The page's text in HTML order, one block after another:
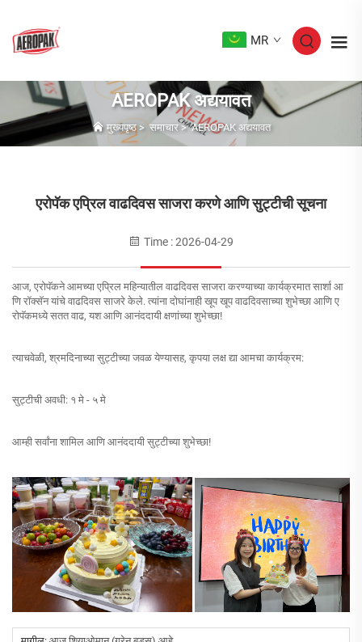
MR
AEROPAK अद्ययावत
मुख्यपृष्ठ>समाचार>AEROPAK अद्ययावत
एरोपॅक एप्रिल वाढदिवस साजरा करणे आणि सुट्टीची सूचना
Time : 2026-04-29
आज, एरोपॅकने आमच्या एप्रिल महिन्यातील वाढदिवस साजरा करण्याच्या कार्यक्रमात सार्शा आ
णि रॉक्सॅन यांचे वाढदिवस साजरे केले. त्यांना दोघांनाही खूप खूप वाढदिवसाच्या शुभेच्छा आणि ए
रोपॅकमध्ये सतत वाढ, यश आणि आनंददायी क्षणांच्या शुभेच्छा!
त्याचवेळी, श्रमदिनाच्या सुट्टीच्या जवळ येण्यासह, कृपया लक्ष द्या आमचा कार्यक्रम:
सुट्टीची अवधी: १ मे - ५ मे
आम्ही सर्वांना शामिल आणि आनंददायी सुट्टीच्या शुभेच्छा!